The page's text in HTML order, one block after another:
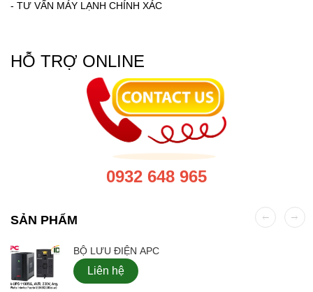
- TƯ VẤN MÁY LẠNH CHÍNH XÁC
HỖ TRỢ ONLINE
0932 648 965
SẢN PHẨM
BỘ LƯU ĐIỆN APC
Liên hệ